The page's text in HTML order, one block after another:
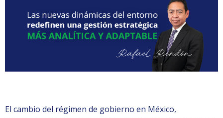
El cambio del régimen de gobierno en México,